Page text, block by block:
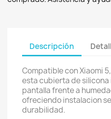
Descripción
Compatible con Xiaomi
esta cubierta de
pantalla frente a
ofreciendo instalacion
durabilidad.